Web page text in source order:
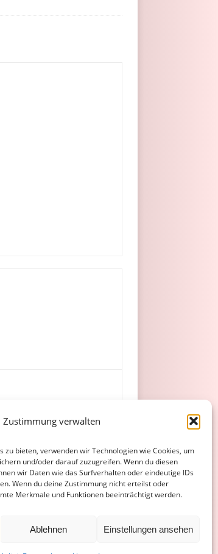
Zustimmung verwalten
zu bieten, verwenden wir Technologien wie Cookies, um
und/oder darauf zuzugreifen. Wenn du diesen
wir Daten wie das Surfverhalten oder eindeutige IDs
Wenn du deine Zustimmung nicht erteilst oder
Merkmale und Funktionen beeinträchtigt werden.
Ablehnen Einstellungen ansehen
Schröder
COOKIE-RICHTLINIE (EU)